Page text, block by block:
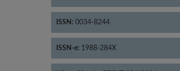
ISSN: 0034-8244
ISSN-e: 1988-284X